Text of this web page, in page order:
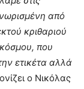
από
κριθαριού
που
ετικέτα αλλά
ο Νικόλας